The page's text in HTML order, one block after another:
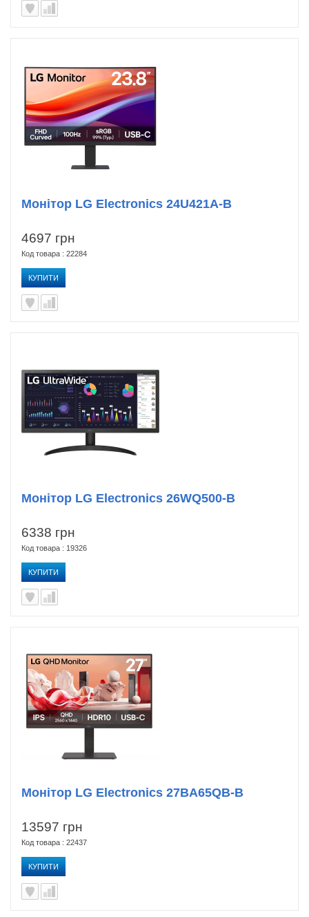
4697 грн
Код товара : 22284
КУПИТИ
Монітор LG Electronics 24U421A-B
6338 грн
Код товара : 19326
КУПИТИ
Монітор LG Electronics 26WQ500-B
13597 грн
Код товара : 22437
КУПИТИ
Монітор LG Electronics 27BA65QB-B